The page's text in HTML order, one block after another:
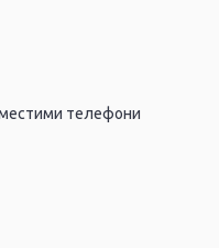
телефони